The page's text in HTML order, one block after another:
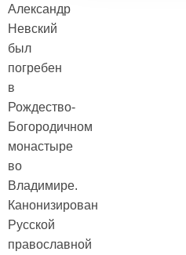
Александр
Невский
был
погребен
в
Рождество-
Богородичном
монастыре
во
Владимире.
Канонизирован
Русской
православной